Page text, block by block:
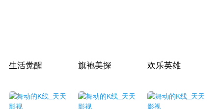
生活觉醒 旗袍美探 欢乐英雄